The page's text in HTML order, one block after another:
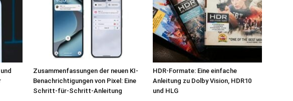
Zusammenfassungen der neuen KI-
Benachrichtigungen von Pixel: Eine
Schritt-für-Schritt-Anleitung
HDR-Formate: Eine einfache
Anleitung zu Dolby Vision, HDR10
und HLG